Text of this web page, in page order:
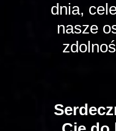
dnia,
nasze